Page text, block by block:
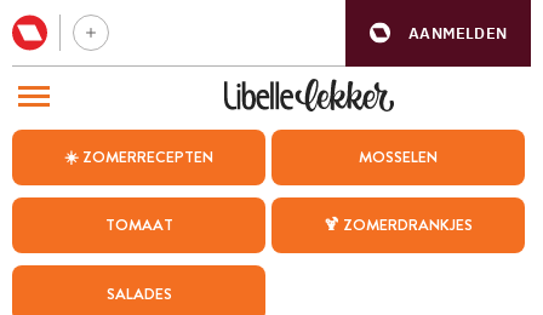
AANMELDEN
☀️ ZOMERRECEPTEN MOSSELEN
TOMAAT 🍹 ZOMERDRANKJES
SALADES
BEZOEK ONZE ANDERE WEBSITES
WEEKMENU
CHAT MET MAIA